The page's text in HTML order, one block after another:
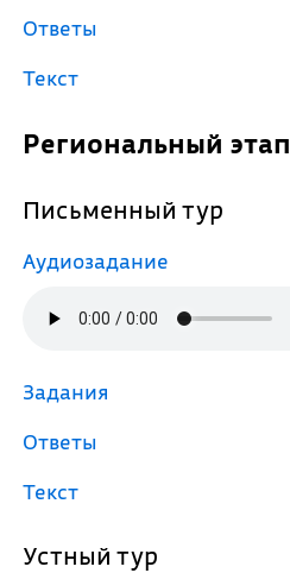
Ответы
Текст
Региональный этап
Письменный тур
Аудиозадание
Задания
Ответы
Текст
Устный тур